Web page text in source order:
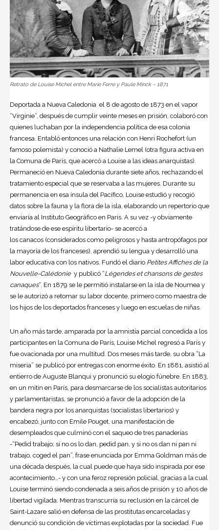
Retrato de Louise Michel entre Marie Ferre y Paule Minck – 1871
Deportada a Nueva Caledonia el 8 de agosto de 1873 en el vapor
“Virginie”, después de cumplir veinte meses en prisión, colaboró con
quienes luchaban por la independencia política de esa colonia
francesa. Entabló entonces una relación con Henri Rochefort (un
famoso polemista) y conoció a Nathalie Lemel (otra figura activa en
la Comuna de París, que acercó a Louise a las ideas anarquistas).
Permaneció en Nueva Caledonia durante siete años, rechazando el
tratamiento especial que se reservaba a las mujeres. Durante su
permanencia en esa ínsula del Pacífico, Louise estudió y recogió
datos sobre la fauna y la flora de la isla, elaborando un repertorio que
enviaría al Instituto Geográfico en París. A su vez -y obviamente
tratándose de ese espíritu libertario- se acercó a
los canacos (considerados como peligrosos y hasta antropófagos por
la mayoría de los franceses), aprendió su lengua y desarrolló una
labor educativa con los nativos. Fundó el diario Petites Affiches de la
Nouvelle-Calédoniey publicó “Légendes et chansons de gestes
canaques“. En 1879 se le permitió instalarse en la isla de Noumea y
se le autorizó a retomar su labor docente, primero como maestra de
los hijos de los deportados franceses y luego en escuelas de niñas.
Un año más tarde, amparada por la amnistía parcial concedida a los
participantes en la Comuna de París, Louise Michel regresó a París y
fue ovacionada por una multitud. Dos meses más tarde, su obra “La
miseria” se publicó por entregas con enorme éxito. En 1881, asistió al
entierro de Auguste Blanqui y pronunció su elogio fúnebre. En 1883,
en un mitin en París, para desmarcarse de los socialistas autoritarios
y parlamentaristas, se pronunció a favor de la adopción de la
bandera negra por los anarquistas (socialistas libertarios) y
encabezó, junto con Emile Pouget, una manifestación de
desempleados que culminó con el saqueo de tres panaderías
-“Pedid trabajo; si no os lo dan, pedid pan, y si no os dan ni pan ni
trabajo, coged el pan”, frase enunciada por Emma Goldman más de
una década después, la cual puede que haya sido inspirada por ese
acontecimiento…- y con una feroz represión policial, gracias a la cual
Louise terminó siendo condenada a seis años de prisión y 10 años de
libertad vigilada. Mientras transcurría su reclusión en la cárcel de
Saint-Lazare salió en defensa de las prostitutas encarceladas y
denunció su condición de víctimas explotadas por la sociedad.​ Fue